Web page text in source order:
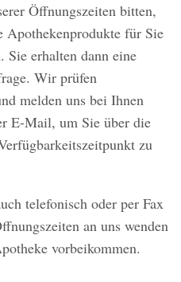
Öffnungszeiten bitten,
Apothekenprodukte für Sie
Sie erhalten dann eine
Wir prüfen
melden uns bei Ihnen
E-Mail, um Sie über die
zu
telefonisch oder per Fax
an uns wenden
vorbeikommen.